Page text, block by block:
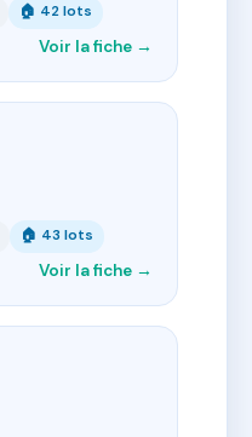
🏠 42 lots
Voir la fiche →
🏠 43 lots
Voir la fiche →